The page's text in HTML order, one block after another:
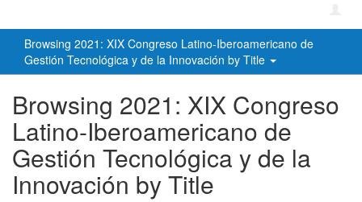
Browsing 2021: XIX Congreso Latino-Iberoamericano de
Gestión Tecnológica y de la Innovación by Title
Browsing 2021: XIX Congreso
Latino-Iberoamericano de
Gestión Tecnológica y de la
Innovación by Title